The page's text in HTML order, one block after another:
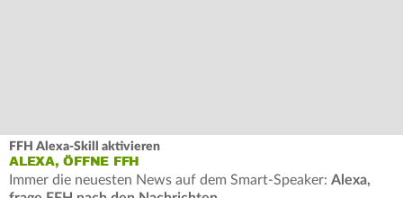
FFH Alexa-Skill aktivieren
ALEXA, ÖFFNE FFH
Immer die neuesten News auf dem Smart-Speaker: Alexa,